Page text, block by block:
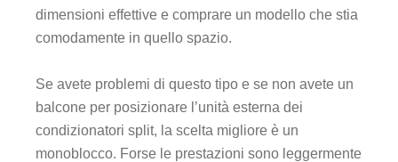
dimensioni effettive e comprare un modello che stia
comodamente in quello spazio.
Se avete problemi di questo tipo e se non avete un
balcone per posizionare l’unità esterna dei
condizionatori split, la scelta migliore è un
monoblocco. Forse le prestazioni sono leggermente